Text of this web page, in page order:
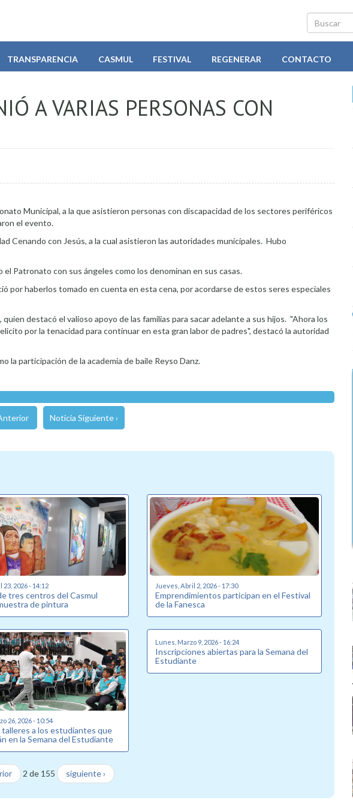
Buscar
TRANSPARENCIA CASMUL FESTIVAL REGENERAR CONTACTO
A VARIAS PERSONAS CON
Municipal, a la que asistieron personas con discapacidad de los sectores periféricos
el evento.
Cenando con Jesús, a la cual asistieron las autoridades municipales. Hubo
Patronato con sus ángeles como los denominan en sus casas.
por haberlos tomado en cuenta en esta cena, por acordarse de estos seres especiales
destacó el valioso apoyo de las familias para sacar adelante a sus hijos. "Ahora los
por la tenacidad para continuar en esta gran labor de padres", destacó la autoridad
la participación de la academia de baile Reyso Danz.
Noticia Siguiente ›
2026 - 14:12
tres centros del Casmul
de pintura
Jueves, Abril 2, 2026 - 17:30
Emprendimientos participan en el Festival
de la Fanesca
26, 2026 - 10:54
talleres a los estudiantes que
en la Semana del Estudiante
Lunes, Marzo 9, 2026 - 16:24
Inscripciones abiertas para la Semana del
Estudiante
2 de 155 siguiente ›